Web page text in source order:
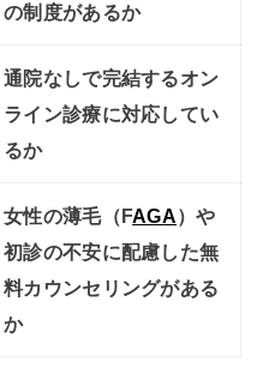
の制度があるか
通院なしで完結するオン
ライン診療に対応してい
るか
女性の薄毛（FAGA）や
初診の不安に配慮した無
料カウンセリングがある
か